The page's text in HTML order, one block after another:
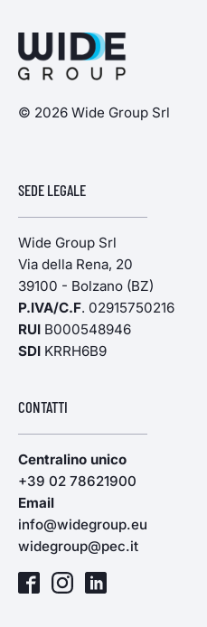
© 2026 Wide Group Srl
SEDE LEGALE
Wide Group Srl
Via della Rena, 20
39100 - Bolzano (BZ)
P.IVA/C.F. 02915750216
RUI B000548946
SDI KRRH6B9
CONTATTI
Centralino unico
+39 02 78621900
Email
info@widegroup.eu
widegroup@pec.it